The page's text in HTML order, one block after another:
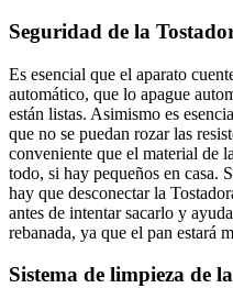
Seguridad de la
Es esencial que el aparato
automático, que lo apague
están listas. Asimismo es
que no se puedan rozar las
conveniente que el material de
todo, si hay pequeños en casa.
hay que desconectar la
antes de intentar sacarlo y
rebanada, ya que el pan estará
Sistema de limpieza de